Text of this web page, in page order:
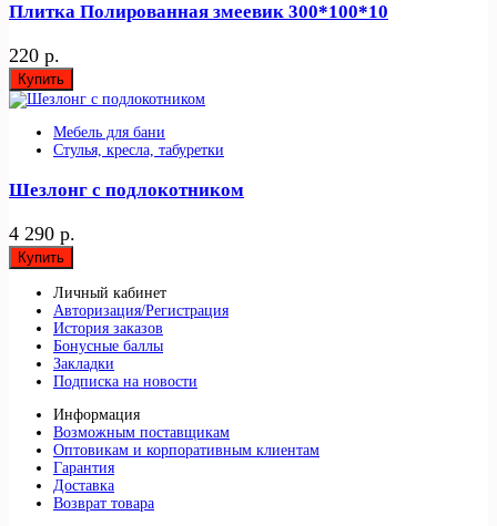
Плитка Полированная змеевик 300*100*10
220 р.
Купить
Мебель для бани
Стулья, кресла, табуретки
Шезлонг с подлокотником
4 290 р.
Купить
Личный кабинет
Авторизация/Регистрация
История заказов
Бонусные баллы
Закладки
Подписка на новости
Информация
Возможным поставщикам
Оптовикам и корпоративным клиентам
Гарантия
Доставка
Возврат товара